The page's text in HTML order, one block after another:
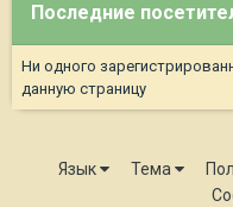
Последние
Ни одного
данную страницу
Язык Тема